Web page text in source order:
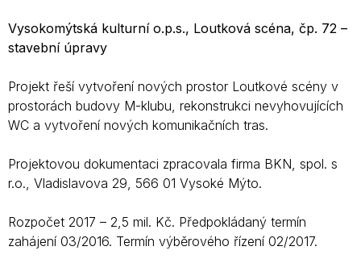
Vysokomýtská kulturní o.p.s., Loutková scéna, čp. 72 –
stavební úpravy
Projekt řeší vytvoření nových prostor Loutkové scény v
prostorách budovy M-klubu, rekonstrukci nevyhovujících
WC a vytvoření nových komunikačních tras.
Projektovou dokumentaci zpracovala firma BKN, spol. s
r.o., Vladislavova 29, 566 01 Vysoké Mýto.
Rozpočet 2017 – 2,5 mil. Kč. Předpokládaný termín
zahájení 03/2016. Termín výběrového řízení 02/2017.